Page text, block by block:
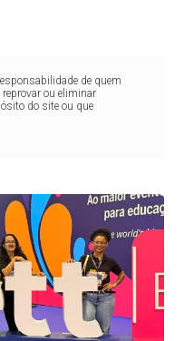
de quem
ou eliminar
do site ou que